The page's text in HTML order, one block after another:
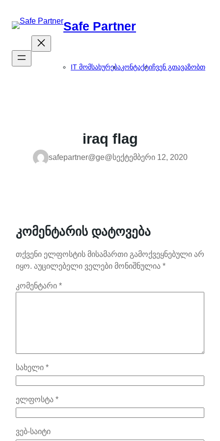
გადასვლა
Safe Partner
IT მომსახურებაკონტაქტიჩვენ გთავაზობთ
iraq flag
safepartner@ge@სექტემბერი 12, 2020
კომენტარის დატოვება
თქვენი ელფოსტის მისამართი გამოქვეყნებული არ
იყო. აუცილებელი ველები მონიშნულია *
კომენტარი *
სახელი *
ელფოსტა *
ვებ-საიტი